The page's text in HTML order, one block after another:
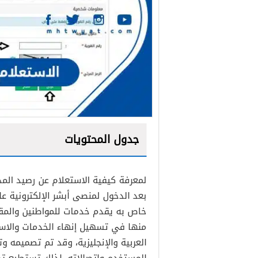
جدول المحتويات
خدمة إصدار الإقامة
خدمة إصدار تأشيرة الخروج
خدمة إلغاء تأشيرة الخروج
خدمة إنشاء تفويض
لمعرفة كيفية الاستعلام عن رصيد
بعد الدخول لمنصى أبشر الإلكترونية
خاص به يقدم خدمات للمواطنين
منها في تسهيل إنهاء الخدمات
العربية والإنجليزية، وقد تم